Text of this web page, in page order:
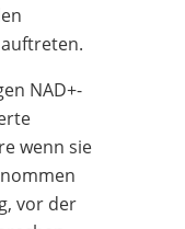
NAD+-
wenn sie
vor der